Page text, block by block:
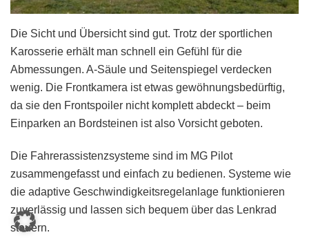
Die Sicht und Übersicht sind gut. Trotz der sportlichen
Karosserie erhält man schnell ein Gefühl für die
Abmessungen. A-Säule und Seitenspiegel verdecken
wenig. Die Frontkamera ist etwas gewöhnungsbedürftig,
da sie den Frontspoiler nicht komplett abdeckt – beim
Einparken an Bordsteinen ist also Vorsicht geboten.
Die Fahrerassistenzsysteme sind im MG Pilot
zusammengefasst und einfach zu bedienen. Systeme wie
die adaptive Geschwindigkeitsregelanlage funktionieren
zuverlässig und lassen sich bequem über das Lenkrad
steuern.